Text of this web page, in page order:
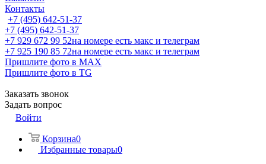
Контакты
+7 (495) 642-51-37
+7 (495) 642-51-37
+7 929 672 99 52на номере есть макс и телеграм
+7 925 190 85 72на номере есть макс и телеграм
Пришлите фото в MAX
Пришлите фото в TG
Заказать звонок
Задать вопрос
Войти
Корзина0
Избранные товары0